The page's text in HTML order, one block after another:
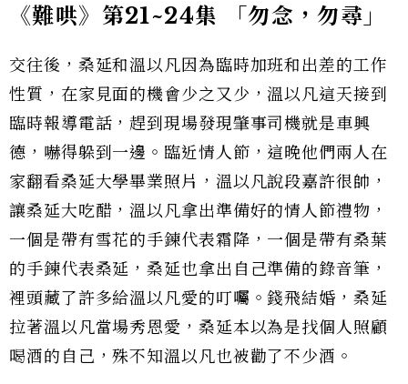
《難哄》第21~24集 「勿念，勿尋」
交往後，桑延和溫以凡因為臨時加班和出差的工作
性質，在家見面的機會少之又少，溫以凡這天接到
臨時報導電話，趕到現場發現肇事司機就是車興
德，嚇得躲到一邊。臨近情人節，這晚他們兩人在
家翻看桑延大學畢業照片，溫以凡說段嘉許很帥，
讓桑延大吃醋，溫以凡拿出準備好的情人節禮物，
一個是帶有雪花的手鍊代表霜降，一個是帶有桑葉
的手鍊代表桑延，桑延也拿出自己準備的錄音筆，
裡頭藏了許多給溫以凡愛的叮囑。錢飛結婚，桑延
拉著溫以凡當場秀恩愛，桑延本以為是找個人照顧
喝酒的自己，殊不知溫以凡也被勸了不少酒。